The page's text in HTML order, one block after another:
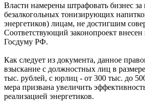
Власти намерены штрафовать бизнес
безалкогольных тонизирующих
энергетиков) лицам, не достигшим
Соответствующий законопроект внесен
Госдуму РФ.
Как следует из документа, данное
взыскание с должностных лиц в
тыс. рублей, с юрлиц - от 300 тыс. до
мера призвана увеличить
реализацией энергетиков.